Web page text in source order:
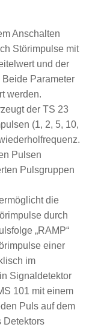
Anschalten
Störimpulse mit
und der
Parameter
werden.
der TS 23
(1, 2, 5, 10,
Pulsen
Pulsgruppen
die
durch
„RAMP“
einer
im
Signaldetektor
101 mit einem
Puls auf dem
Detektors